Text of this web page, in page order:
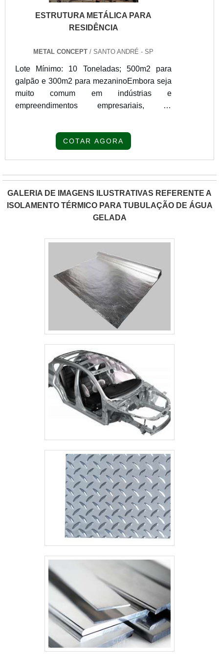
ESTRUTURA METÁLICA PARA
RESIDÊNCIA
METAL CONCEPT / SANTO ANDRÉ - SP
Lote Mínimo: 10 Toneladas; 500m2 para
galpão e 300m2 para mezaninoEmbora seja
muito comum em indústrias e
empreendimentos empresariais, as
proporcionadas em ambas situações são as
diferenciais muito interessantes.O
PRODUTO GARANTE DIVERSOS
BENEFÍCIOSNas residências, a estrutura
metálica para residência tem diversas
organização e limpeza na obra, sendo
possível construir diversos elementos com
muito mais tranquilidade. O conceito de obra
limpa também impede que o meio ambiente
seja prejudicado com o descarte de
entulho. Além do mais, as estruturas
metálicas já vêm prontas, necessitando
apenas de montagem já no canteiro de
construir uma série de empreendimentos no
âmbito residencial, tais como:Garagens para
carros e motos;Armazéns
pessoais;Mezaninos;Passarelas;Plataformas;Entre
outras coisas.A estrutura metálica possibilita
ampliar o ambiente, favorecendo o tempo de
obra, que pode ser reduzido em até 40%
quando comparado com a construção em
alvenaria. Ademais, assim como foi
comentado anteriormente, a presença de
uma organização especializada é
fundamental para que todo o serviço seja
executado de forma vantajosa. Isso porque a
montagem de estruturas metálicas, bem
como sua produção, necessita de mão de
obra especializada, treinada e confiável.
Para mais detalhes sobre o assunto, entre
em contato com a equipe da Metal
Concept.A MELHOR ESTRUTURA
METÁLICA PARA RESIDÊNCIAO trabalho
da Metal Concept é baseado em
confiabilidade, alta qualidade e performance.
A empresa desenvolve e monta estruturas
metálicas para casas, empresas e indústrias.
São mais de 10 anos de expertise no
COTAR AGORA
GALERIA DE IMAGENS ILUSTRATIVAS REFERENTE A
ISOLAMENTO TÉRMICO PARA TUBULAÇÃO DE ÁGUA
GELADA